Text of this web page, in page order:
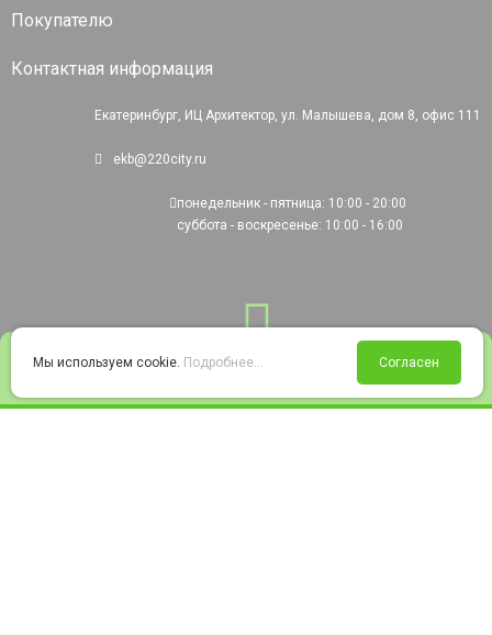
Войти Избранное Корзина
Покупателю
Контактная информация
Екатеринбург, ИЦ Архитектор, ул. Малышева, дом 8, офис 111
ekb@220city.ru
понедельник - пятница: 10:00 - 20:00
суббота - воскресенье: 10:00 - 16:00
Мы используем cookie. Подробнее... Согласен